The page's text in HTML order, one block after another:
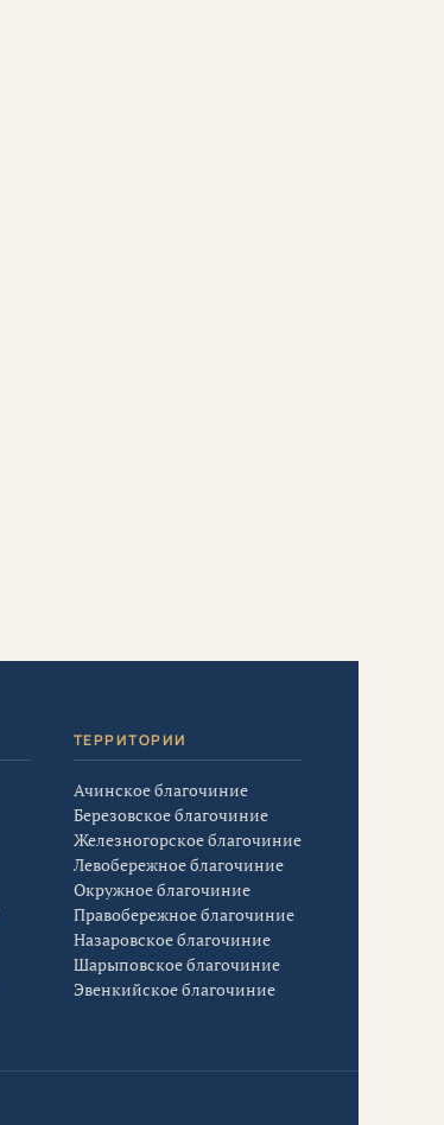
ТЕРРИТОРИИ
Ачинское благочиние
Березовское благочиние
Железногорское благочиние
Левобережное благочиние
Окружное благочиние
Правобережное благочиние
Назаровское благочиние
Шарыповское благочиние
Эвенкийское благочиние